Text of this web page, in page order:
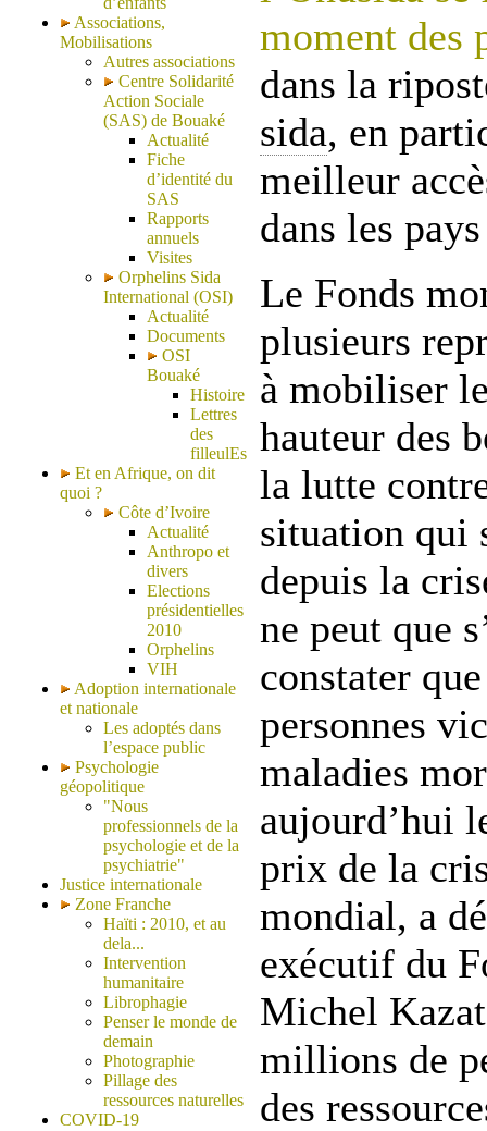
Associations,
Mobilisations
Autres associations
Centre Solidarité
Action Sociale
(SAS) de Bouaké
Actualité
Fiche
d’identité du
SAS
Rapports
annuels
Visites
Orphelins Sida
International (OSI)
Actualité
Documents
OSI
Bouaké
Histoire
Lettres
des
filleulEs
Et en Afrique, on dit
quoi ?
Côte d’Ivoire
Actualité
Anthropo et
divers
Elections
présidentielles
2010
Orphelins
VIH
Adoption internationale
et nationale
Les adoptés dans
l’espace public
Psychologie
géopolitique
"Nous
professionnels de la
psychologie et de la
psychiatrie"
Justice internationale
Zone Franche
Haïti : 2010, et au
dela...
Intervention
humanitaire
Librophagie
Penser le monde de
demain
Photographie
Pillage des
ressources naturelles
COVID-19
moment des
dans la
sida, en
meilleur
dans les
Le Fonds
plusieurs
à mobiliser
hauteur des
la lutte
situation qui
depuis la
ne peut que
constater
personnes
maladies
aujourd’hui
prix de la
mondial, a
exécutif du
Michel
millions de
des